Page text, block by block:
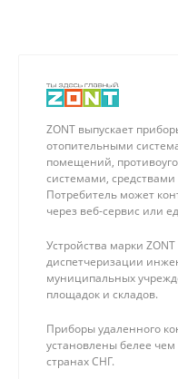
ZONT выпускает
отопительными
помещений,
системами,
Потребитель может
через веб-сервис или
Устройства марки
диспетчеризации
муниципальных
площадок и складов.
Приборы удаленного
установлены белее чем
странах СНГ.